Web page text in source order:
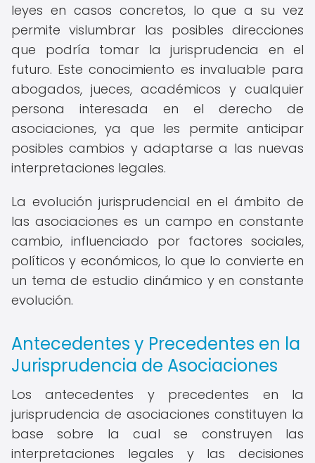
leyes en casos concretos, lo que a su vez
permite vislumbrar las posibles direcciones
que podría tomar la jurisprudencia en el
futuro. Este conocimiento es invaluable para
abogados, jueces, académicos y cualquier
persona interesada en el derecho de
asociaciones, ya que les permite anticipar
posibles cambios y adaptarse a las nuevas
interpretaciones legales.
La evolución jurisprudencial en el ámbito de
las asociaciones es un campo en constante
cambio, influenciado por factores sociales,
políticos y económicos, lo que lo convierte en
un tema de estudio dinámico y en constante
evolución.
Antecedentes y Precedentes en la
Jurisprudencia de Asociaciones
Los antecedentes y precedentes en la
jurisprudencia de asociaciones constituyen la
base sobre la cual se construyen las
interpretaciones legales y las decisiones